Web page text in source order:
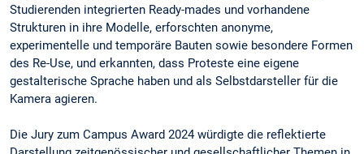
Studierenden integrierten Ready-mades und vorhandene
Strukturen in ihre Modelle, erforschten anonyme,
experimentelle und temporäre Bauten sowie besondere Formen
des Re-Use, und erkannten, dass Proteste eine eigene
gestalterische Sprache haben und als Selbstdarsteller für die
Kamera agieren.
Die Jury zum Campus Award 2024 würdigte die reflektierte